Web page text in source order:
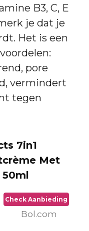
B3, C, E
je dat je
Het is een
pore
vermindert
tegen
7in1
Met
50ml
Check Aanbieding
Bol.com